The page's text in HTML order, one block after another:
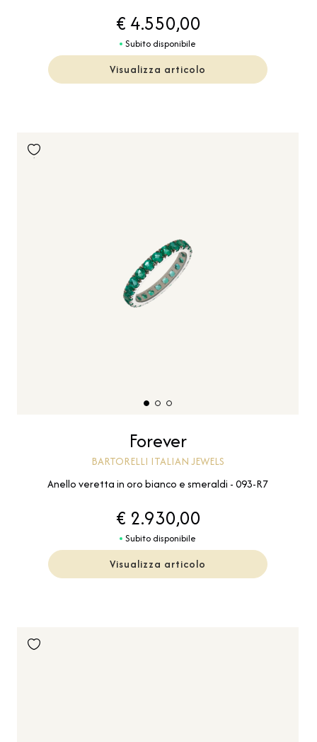
€ 4.550,00
Subito disponibile
Visualizza articolo
Forever
BARTORELLI ITALIAN JEWELS
Anello veretta in oro bianco e smeraldi - 093-R7
€ 2.930,00
Subito disponibile
Visualizza articolo